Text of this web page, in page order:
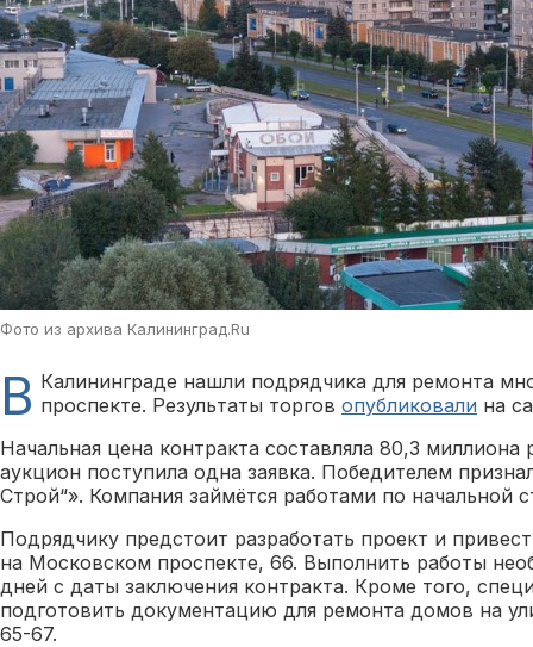
Фото из архива Калининград.Ru
В Калининграде нашли подрядчика для ремонта
проспекте. Результаты торгов опубликовали на
Начальная цена контракта составляла 80,3
аукцион поступила одна заявка. Победителем
Строй“». Компания займётся работами по начальной
Подрядчику предстоит разработать проект и
на Московском проспекте, 66. Выполнить работы
дней с даты заключения контракта. Кроме того,
подготовить документацию для ремонта домов на
65-67.